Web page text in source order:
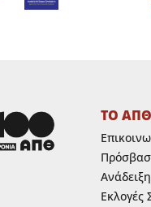
ΤΟ ΑΠΘ
Εκλογές